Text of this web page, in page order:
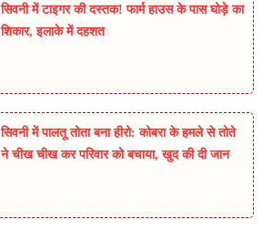
सिवनी में टाइगर की दस्तक! फार्म हाउस के पास घोड़े का
शिकार, इलाके में दहशत
सिवनी में पालतू तोता बना हीरो: कोबरा के हमले से तोते
ने चीख चीख कर परिवार को बचाया, खुद की दी जान